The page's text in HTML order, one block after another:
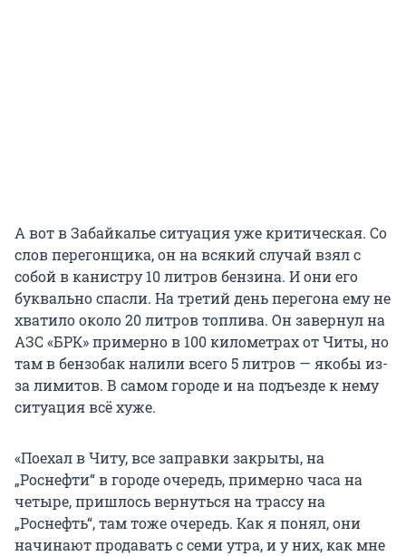
А вот в Забайкалье ситуация уже критическая. Со
слов перегонщика, он на всякий случай взял с
собой в канистру 10 литров бензина. И они его
буквально спасли. На третий день перегона ему не
хватило около 20 литров топлива. Он завернул на
АЗС «БРК» примерно в 100 километрах от Читы, но
там в бензобак налили всего 5 литров — якобы из-
за лимитов. В самом городе и на подъезде к нему
ситуация всё хуже.
«Поехал в Читу, все заправки закрыты, на
„Роснефти“ в городе очередь, примерно часа на
четыре, пришлось вернуться на трассу на
„Роснефть“, там тоже очередь. Как я понял, они
начинают продавать с семи утра, и у них, как мне